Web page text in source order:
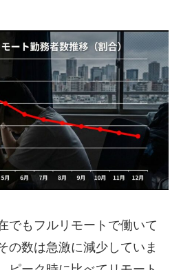
でもフルリモートで働いて
の数は急激に減少していま